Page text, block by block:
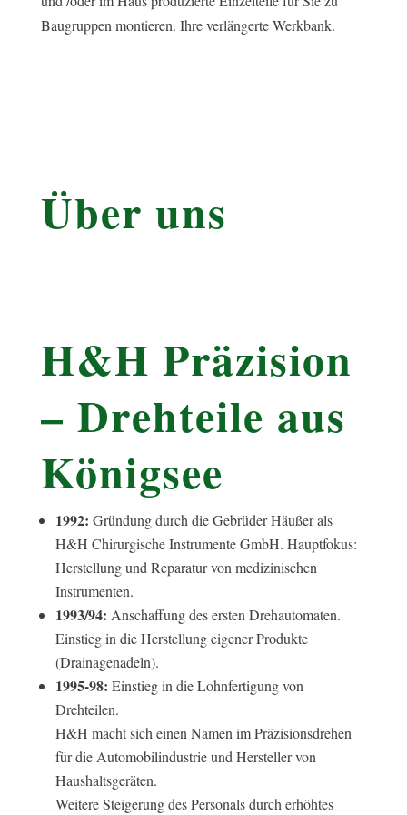
Baugruppen montieren. Ihre verlängerte Werkbank.
Über uns
H&H Präzision
– Drehteile aus
Königsee
1992: Gründung durch die Gebrüder Häußer als
H&H Chirurgische Instrumente GmbH. Hauptfokus:
Herstellung und Reparatur von medizinischen
Instrumenten.
1993/94: Anschaffung des ersten Drehautomaten.
Einstieg in die Herstellung eigener Produkte
(Drainagenadeln).
1995-98: Einstieg in die Lohnfertigung von
Drehteilen.
H&H macht sich einen Namen im Präzisionsdrehen
für die Automobilindustrie und Hersteller von
Haushaltsgeräten.
Weitere Steigerung des Personals durch erhöhtes